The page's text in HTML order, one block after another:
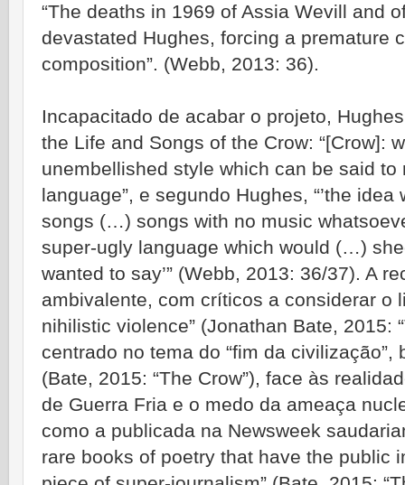
“The deaths in 1969 of Assia Wevill and
devastated Hughes, forcing a premature
composition”. (Webb, 2013: 36).
Incapacitado de acabar o projeto,
the Life and Songs of the Crow: “[Crow]:
unembellished style which can be said
language”, e segundo Hughes, “’the
songs (…) songs with no music
super-ugly language which would (…)
wanted to say’” (Webb, 2013: 36/37). A
ambivalente, com críticos a considerar o
nihilistic violence” (Jonathan Bate, 2015:
centrado no tema do “fim da
(Bate, 2015: “The Crow”), face às
de Guerra Fria e o medo da ameaça
como a publicada na Newsweek
rare books of poetry that have the public